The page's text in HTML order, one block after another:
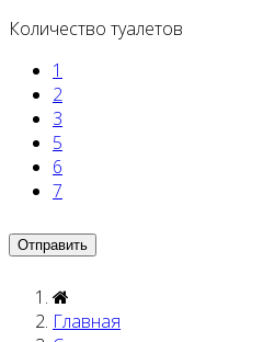
Количество туалетов
1
2
3
5
6
7
Главная